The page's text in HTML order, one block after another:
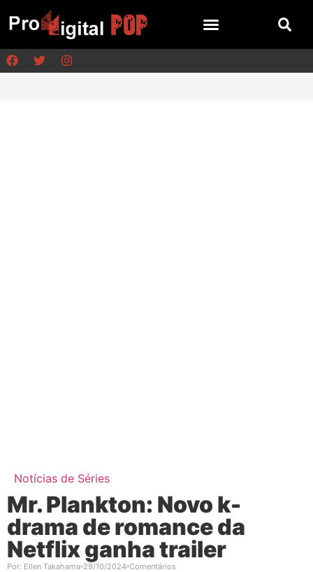
Notícias de Séries
Mr. Plankton: Novo k-
drama de romance da
Netflix ganha trailer
Por: Ellen Takahama 29/10/2024 Comentários